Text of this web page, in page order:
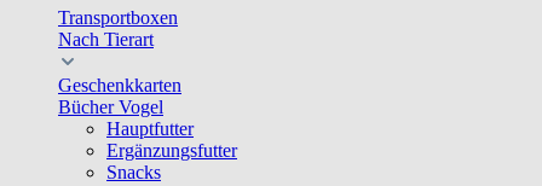
Transportboxen
Nach Tierart
Geschenkkarten
Bücher Vogel
Hauptfutter
Ergänzungsfutter
Snacks